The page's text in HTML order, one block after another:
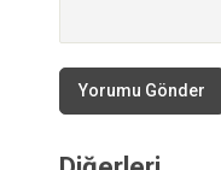
Yorumu Gönder